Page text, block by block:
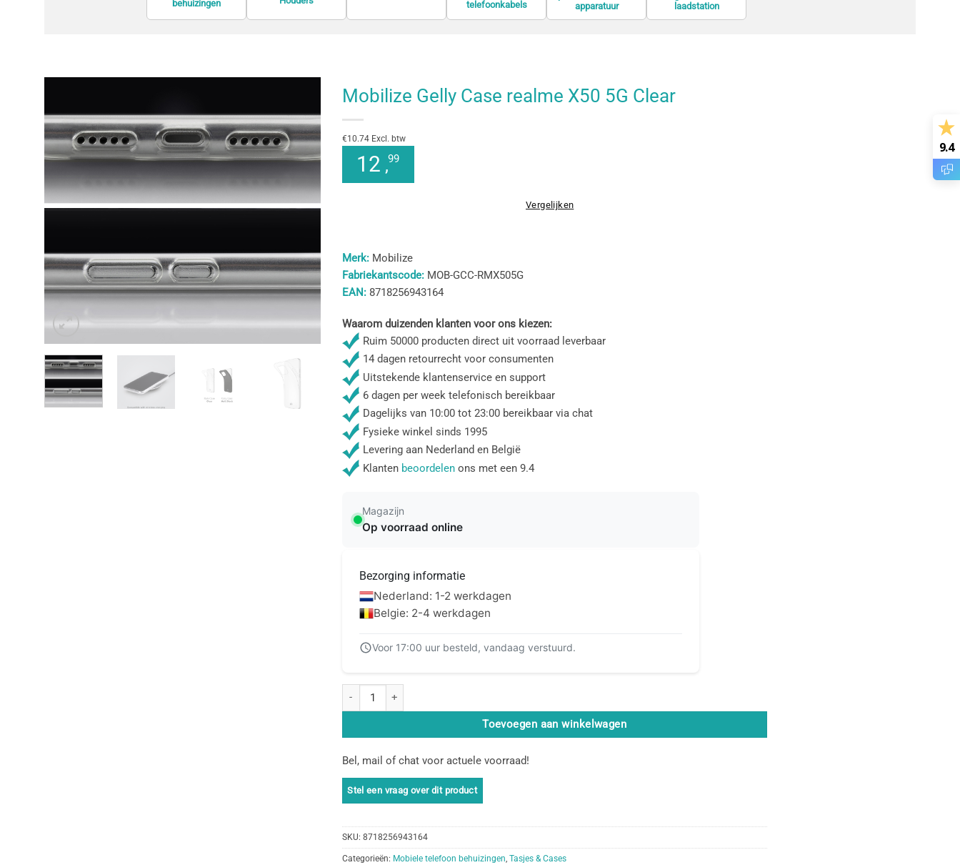
9.4
behuizingen
telefoonkabels
apparatuur
laadstation
Mobilize Gelly Case realme X50 5G Clear
€10.74 Excl. btw
12 ,99
Vergelijken
Merk:Mobilize
Fabriekantscode:MOB-GCC-RMX505G
EAN:8718256943164
Waarom duizenden klanten voor ons kiezen:
Ruim 50000 producten direct uit voorraad leverbaar
14 dagen retourrecht voor consumenten
Uitstekende klantenservice en support
6 dagen per week telefonisch bereikbaar
Dagelijks van 10:00 tot 23:00 bereikbaar via chat
Fysieke winkel sinds 1995
Levering aan Nederland en België
Klanten beoordelenons met een 9.4
Magazijn
Op voorraad online
Bezorging informatie
Nederland: 1-2 werkdagen
Belgie: 2-4 werkdagen
Voor 17:00 uur besteld, vandaag verstuurd.
Mobilize Gelly Case realme X50 5G Clear aantal
Toevoegen aan winkelwagen
Bel, mail of chat voor actuele voorraad!
SKU: 8718256943164
Categorieën: Mobiele telefoon behuizingen, Tasjes & Cases